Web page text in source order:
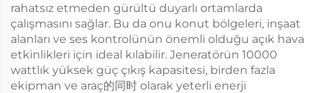
rahatsız etmeden gürültü duyarlı ortamlarda
çalışmasını sağlar. Bu da onu konut bölgeleri, inşaat
alanları ve ses kontrolünün önemli olduğu açık hava
etkinlikleri için ideal kılabilir. Jeneratörün 10000
wattlık yüksek güç çıkış kapasitesi, birden fazla
ekipman ve araç的同时 olarak yeterli enerji